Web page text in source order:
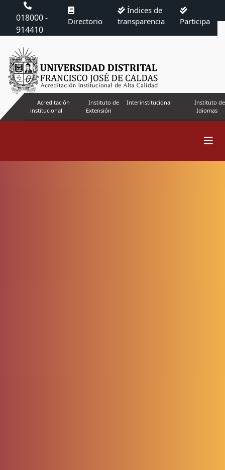
018000 -
914410
Directorio
Índices de
transparencia
Participa
Acreditación
institucional
Instituto de
Extensión
Interinstitucional
Instituto de
Idiomas